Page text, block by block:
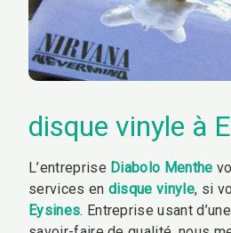
disque vinyle à
L’entreprise Diabolo Menthe
services en disque vinyle, si
Eysines. Entreprise usant